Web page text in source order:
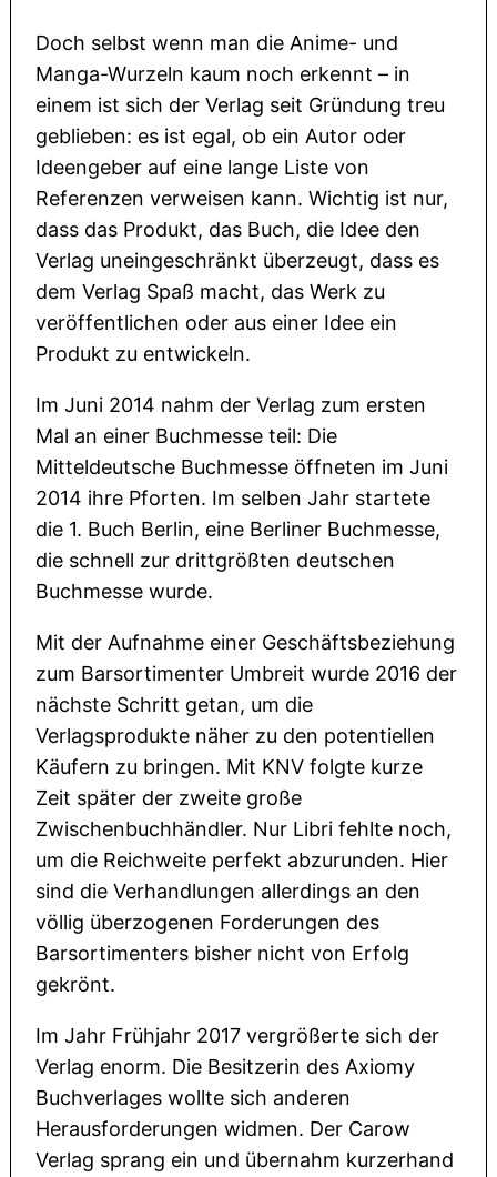
Doch selbst wenn man die Anime- und
Manga-Wurzeln kaum noch erkennt – in
einem ist sich der Verlag seit Gründung treu
geblieben: es ist egal, ob ein Autor oder
Ideengeber auf eine lange Liste von
Referenzen verweisen kann. Wichtig ist nur,
dass das Produkt, das Buch, die Idee den
Verlag uneingeschränkt überzeugt, dass es
dem Verlag Spaß macht, das Werk zu
veröffentlichen oder aus einer Idee ein
Produkt zu entwickeln.
Im Juni 2014 nahm der Verlag zum ersten
Mal an einer Buchmesse teil: Die
Mitteldeutsche Buchmesse öffneten im Juni
2014 ihre Pforten. Im selben Jahr startete
die 1. Buch Berlin, eine Berliner Buchmesse,
die schnell zur drittgrößten deutschen
Buchmesse wurde.
Mit der Aufnahme einer Geschäftsbeziehung
zum Barsortimenter Umbreit wurde 2016 der
nächste Schritt getan, um die
Verlagsprodukte näher zu den potentiellen
Käufern zu bringen. Mit KNV folgte kurze
Zeit später der zweite große
Zwischenbuchhändler. Nur Libri fehlte noch,
um die Reichweite perfekt abzurunden. Hier
sind die Verhandlungen allerdings an den
völlig überzogenen Forderungen des
Barsortimenters bisher nicht von Erfolg
gekrönt.
Im Jahr Frühjahr 2017 vergrößerte sich der
Verlag enorm. Die Besitzerin des Axiomy
Buchverlages wollte sich anderen
Herausforderungen widmen. Der Carow
Verlag sprang ein und übernahm kurzerhand